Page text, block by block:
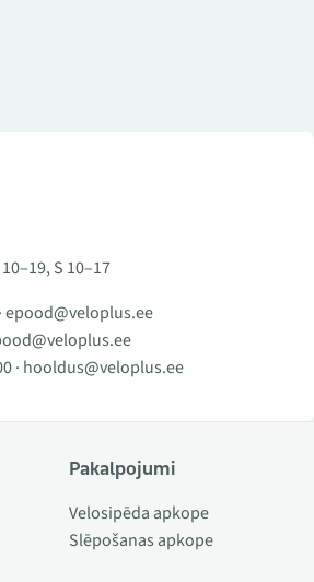
S 10–17
·epood@veloplus.ee
· hooldus@veloplus.ee
Pakalpojumi
Velosipēda apkope
Slēpošanas apkope